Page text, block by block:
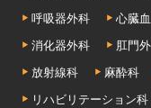
呼吸器外科
心臓
消化器外科
肛門
放射線科
麻酔科
リハビリテーション科